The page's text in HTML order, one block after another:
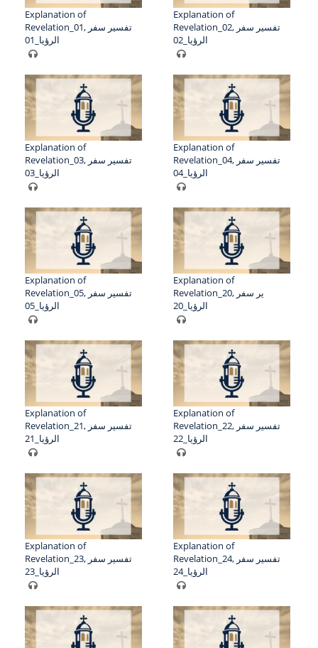
Explanation of
Revelation_01, تفسير سفر
الرؤيا_01
Explanation of
Revelation_02, تفسير سفر
الرؤيا_02
Explanation of
Revelation_03, تفسير سفر
الرؤيا_03
Explanation of
Revelation_04, تفسير سفر
الرؤيا_04
Explanation of
Revelation_05, تفسير سفر
الرؤيا_05
Explanation of
Revelation_20, ير سفر
الرؤيا_20
Explanation of
Revelation_21, تفسير سفر
الرؤيا_21
Explanation of
Revelation_22, تفسير سفر
الرؤيا_22
Explanation of
Revelation_23, تفسير سفر
الرؤيا_23
Explanation of
Revelation_24, تفسير سفر
الرؤيا_24